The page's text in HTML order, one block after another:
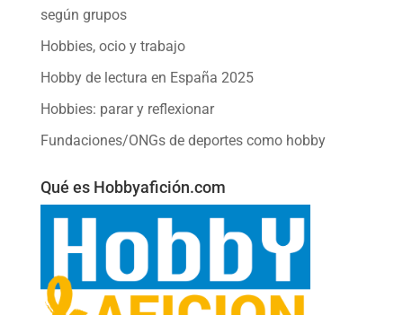
según grupos
Hobbies, ocio y trabajo
Hobby de lectura en España 2025
Hobbies: parar y reflexionar
Fundaciones/ONGs de deportes como hobby
Qué es Hobbyafición.com